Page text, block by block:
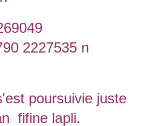
poursuivie juste
fifine lapli.